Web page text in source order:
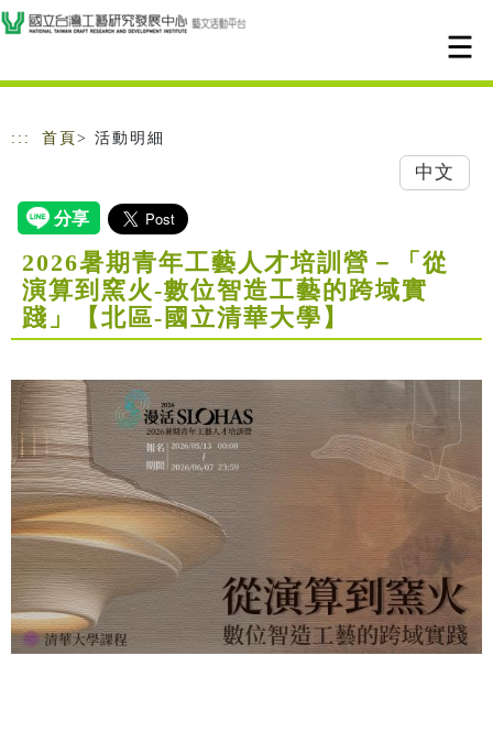
跳到主要內容
網站導覽
::: 首頁 > 活動明細
中文
2026暑期青年工藝人才培訓營－「從
演算到窯火-數位智造工藝的跨域實
踐」【北區-國立清華大學】